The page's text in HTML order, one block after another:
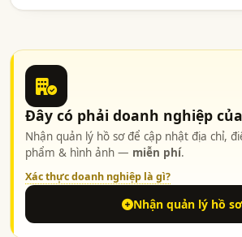
Đây có phải doanh nghiệp
Nhận quản lý hồ sơ để cập nhật địa chỉ,
phẩm & hình ảnh — miễn phí.
Xác thực doanh nghiệp là gì?
Nhận quản lý hồ sơ